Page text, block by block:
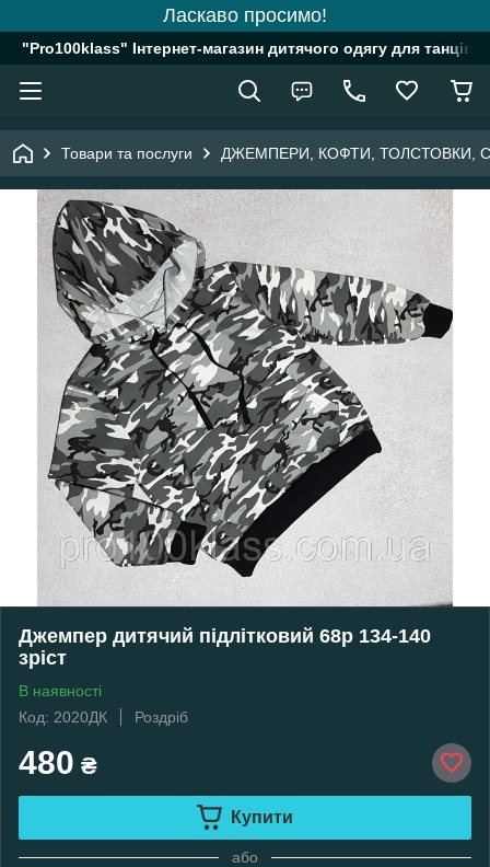
Ласкаво просимо!
"Pro100klass" Інтернет-магазин дитячого одягу для танців,
Товари та послуги ДЖЕМПЕРИ, КОФТИ, ТОЛСТОВКИ,
Джемпер дитячий підлітковий 68р 134-140
зріст
В наявності
Код: 2020ДК
Роздріб
480 ₴
Купити
або